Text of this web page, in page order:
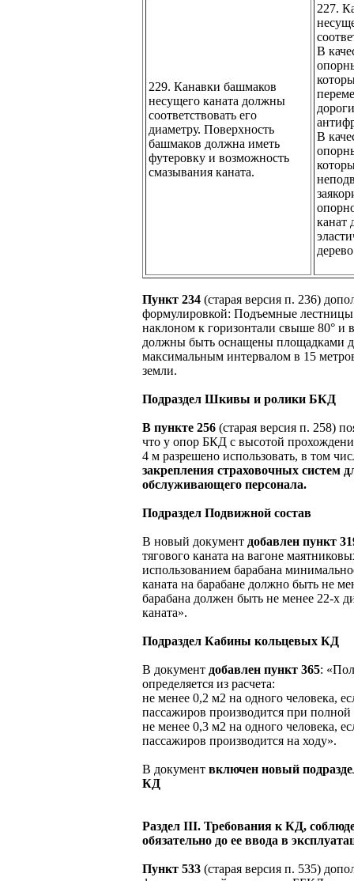
229. Канавки башмаков
несущего каната должны
соответствовать его
диаметру. Поверхность
башмаков должна иметь
футеровку и возможность
смазывания каната.
227.
В
В
канат
Пункт 234 (старая версия п. 236)
формулировкой: Подъемные лестницы
наклоном к горизонтали свыше 80° и
должны быть оснащены площадками
максимальным интервалом в 15
земли.
Подраздел Шкивы и ролики БКД
В пункте 256 (старая версия п. 258)
что у опор БКД с высотой
4 м разрешено использовать, в том
закрепления страховочных систем
обслуживающего персонала.
Подраздел Подвижной состав
В новый документ добавлен пункт
тягового каната на вагоне
использованием барабана
каната на барабане должно быть не
барабана должен быть не менее 22-х
каната».
Подраздел Кабины кольцевых КД
В документ добавлен пункт 365:
определяется из расчета:
не менее 0,2 м2 на одного человека,
пассажиров производится при
не менее 0,3 м2 на одного человека,
пассажиров производится на ходу».
В документ включен новый
КД
Раздел III. Требования к КД,
обязательно до ее ввода в
Пункт 533 (старая версия п. 535)